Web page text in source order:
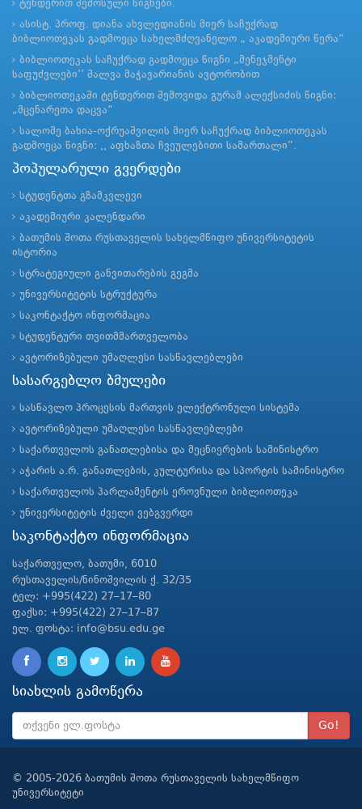
ტენდერით შემოსული წიგნები.
ასისტ. პროფ. დიანა ახვლედიანის მიერ საჩუქრად
ბიბლიოთეკას გადმოეცა სახელმძღვანელო „ აკადემიური წერა“
ბიბლიოთეკას საჩუქრად გადმოეცა წიგნი „მენეჯმენტი
საფუძვლები’’ შალვა მაჭავარიანის ავტორობით
ბიბლიოთეკაში ტენდერით შემოვიდა გურამ ალექსიძის წიგნი:
„მცენარეთა დაცვა“
სალომე ბახია-ოქრუაშვილის მიერ საჩუქრად ბიბლიოთეკას
გადმოეცა წიგნი: ,, აფხაზთა ჩვეულებითი სამართალი”.
პოპულარული გვერდები
სტუდენტთა გზამკვლევი
აკადემიური კალენდარი
ბათუმის შოთა რუსთაველის სახელმწიფო უნივერსიტეტის
ისტორია
სტრატეგიული განვითარების გეგმა
უნივერსიტეტის სტრუქტურა
საკონტაქტო ინფორმაცია
სტუდენტური თვითმმართველობა
ავტორიზებული უმაღლესი სასწავლებლები
სასარგებლო ბმულები
სასწავლო პროცესის მართვის ელექტრონული სისტემა
ავტორიზებული უმაღლესი სასწავლებლები
საქართველოს განათლებისა და მეცნიერების სამინისტრო
აჭარის ა.რ. განათლების, კულტურისა და სპორტის სამინისტრო
საქართველოს პარლამენტის ეროვნული ბიბლიოთეკა
უნივერსიტეტის ძველი ვებგვერდი
საკონტაქტო ინფორმაცია
საქართველო, ბათუმი, 6010
რუსთაველის/ნინოშვილის ქ. 32/35
ტელ: +995(422) 27–17–80
ფაქსი: +995(422) 27–17–87
ელ. ფოსტა: info@bsu.edu.ge
სიახლის გამოწერა
Go!
© 2005-2026 ბათუმის შოთა რუსთაველის სახელმწიფო
უნივერსიტეტი